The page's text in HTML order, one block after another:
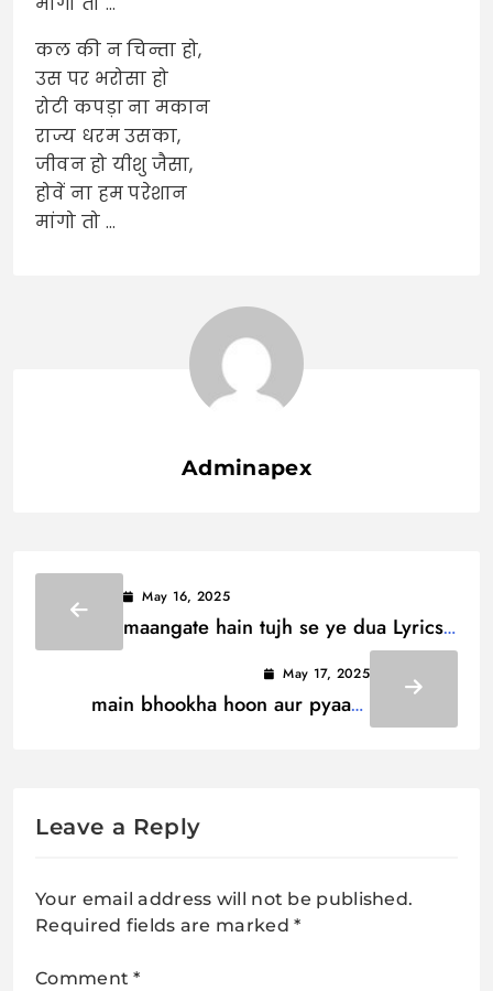
कल की न चिन्ता हो,
उस पर भरोसा हो
रोटी कपड़ा ना मकान
राज्य धरम उसका,
जीवन हो यीशु जैसा,
होवें ना हम परेशान
मांगो तो …
Adminapex
May 16, 2025
maangate hain tujh se ye dua Lyrics
May 17, 2025
main bhookha hoon aur pyaasa
Leave a Reply
Your email address will not be published.
Required fields are marked*
Comment*